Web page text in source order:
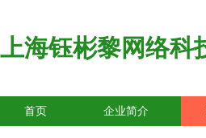
上海钰彬黎网络科
首页 企业简介